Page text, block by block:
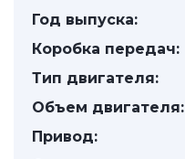
Год выпуска:
Коробка передач:
Тип двигателя:
Объем двигателя:
Привод: